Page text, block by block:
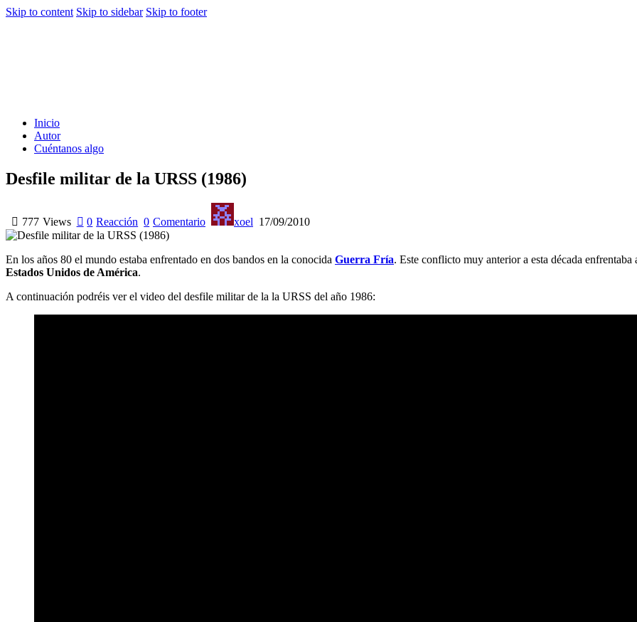
Skip to content Skip to sidebar Skip to footer
Inicio
Autor
Cuéntanos algo
Desfile militar de la URSS (1986)
777 Views 0 Reacción 0 Comentario xoel 17/09/2010
En los años 80 el mundo estaba enfrentado en dos bandos en la conocida Guerra Fría. Este conflicto muy anterior a esta década enfrentaba
Estados Unidos de América.
A continuación podréis ver el video del desfile militar de la la URSS del año 1986: